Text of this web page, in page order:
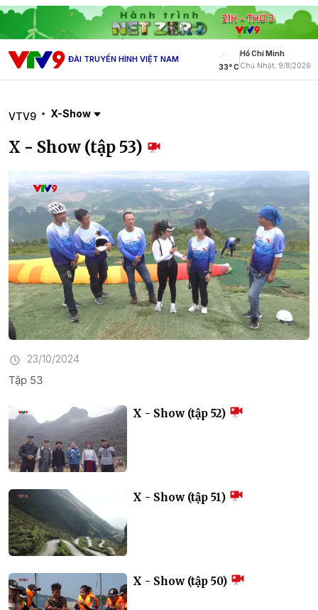
ĐÀI TRUYỀN HÌNH VIỆT NAM
33° C
Hồ Chí Minh
Chủ Nhật, 9/8/2026
VTV9 X-Show
X - Show (tập 53)
23/10/2024
Tập 53
X - Show (tập 52)
X - Show (tập 51)
X - Show (tập 50)